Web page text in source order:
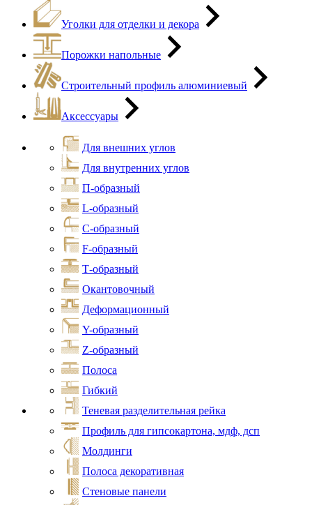
Уголки для отделки и декора
Порожки напольные
Строительный профиль алюминиевый
Аксессуары
Для внешних углов
Для внутренних углов
П-образный
L-образный
С-образный
F-образный
Т-образный
Окантовочный
Деформационный
Y-образный
Z-образный
Полоса
Гибкий
Теневая разделительная рейка
Профиль для гипсокартона, мдф, дсп
Молдинги
Полоса декоративная
Стеновые панели